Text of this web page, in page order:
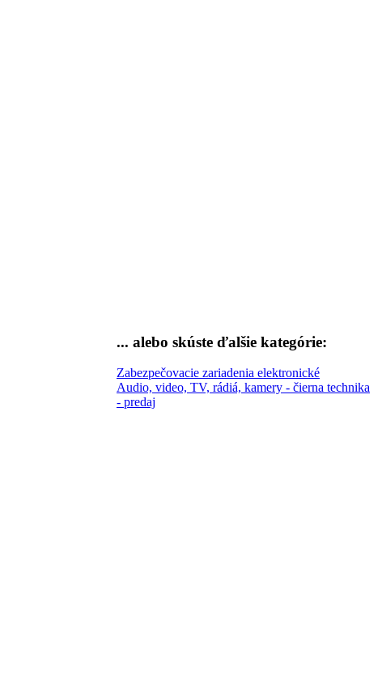
... alebo skúste ďalšie kategórie:
Zabezpečovacie zariadenia elektronické
Audio, video, TV, rádiá, kamery - čierna technika
- predaj